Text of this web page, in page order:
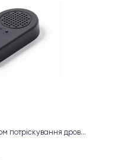
потріскування дров...